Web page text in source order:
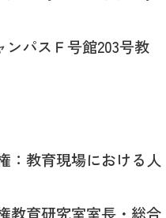
パスＦ号館203号教
：教育現場における人
育研究室室長・総合